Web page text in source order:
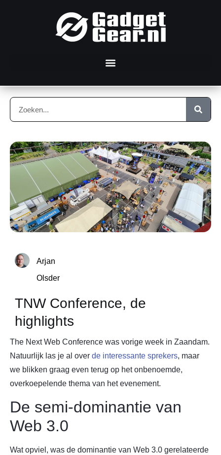
Arjan
Olsder
TNW Conference, de
highlights
The Next Web Conference was vorige week in Zaandam.
Natuurlijk las je al over de interessante sprekers, maar
we blikken graag even terug op het onbenoemde,
overkoepelende thema van het evenement.
De semi-dominantie van
Web 3.0
Wat opviel, was de dominantie van Web 3.0 gerelateerde